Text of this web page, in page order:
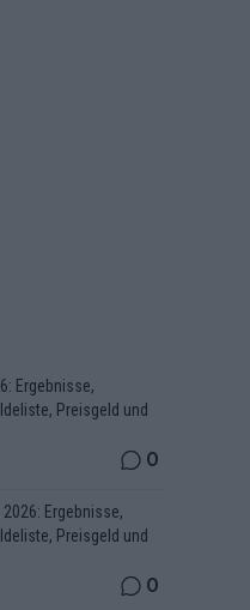
Ergebnisse,
Preisgeld und
0
Ergebnisse,
Preisgeld und
0